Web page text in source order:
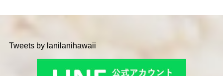
Tweets by lanilanihawaii